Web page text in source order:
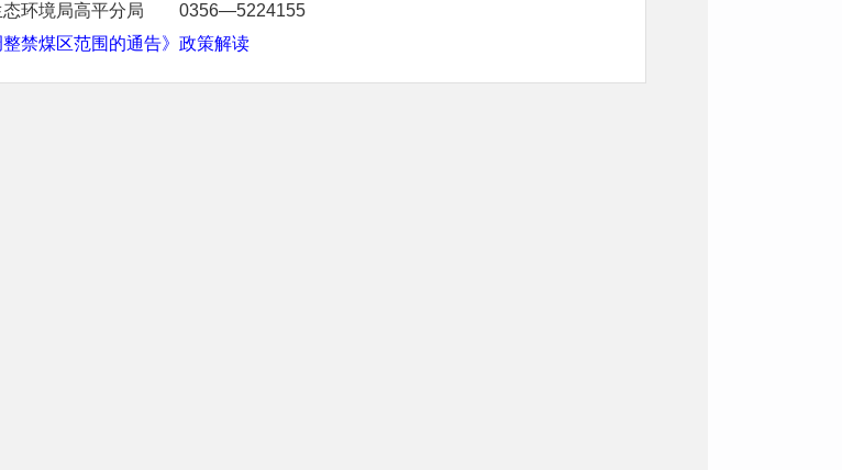
态环境局高平分局 0356—5224155
整禁煤区范围的通告》政策解读